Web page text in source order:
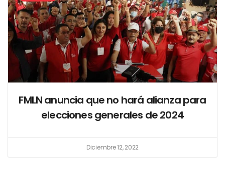
FMLN anuncia que no hará alianza para
elecciones generales de 2024
Diciembre 12, 2022